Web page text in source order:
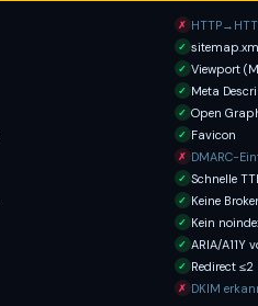
✗
✓
✓ Viewport
✓ Meta
✓ Open
✓ Favicon
✗ DMARC-
✓ Schnelle
✓ Keine
✓ Kein
✓ ARIA/A11Y
✓ Redirect ≤2
✗ DKIM